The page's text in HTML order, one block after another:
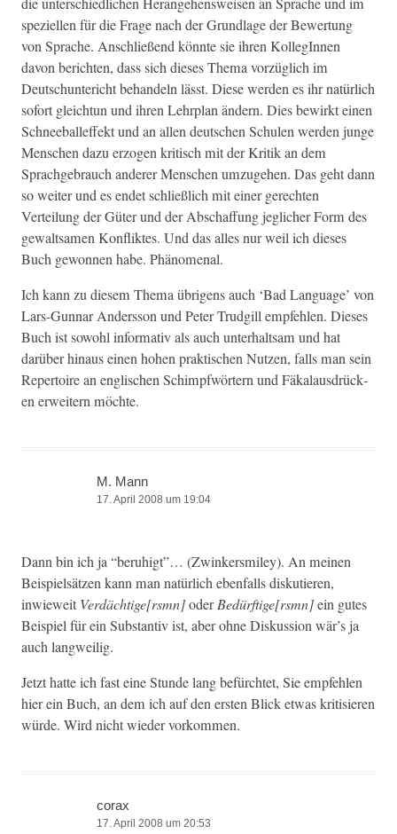
speziellen für die Frage nach der Grund­lage der Bew­er­tung
von Sprache. Anschließend kön­nte sie ihren Kol­legIn­nen
davon bericht­en, dass sich dieses The­ma vorzüglich im
Deutschuntericht behan­deln lässt. Diese wer­den es ihr natür­lich
sofort gle­ich­tun und ihren Lehrplan ändern. Dies bewirkt einen
Schnee­ball­ef­fekt und an allen deutschen Schulen wer­den junge
Men­schen dazu erzo­gen kri­tisch mit der Kri­tik an dem
Sprachge­brauch ander­er Men­schen umzuge­hen. Das geht dann
so weit­er und es endet schließlich mit ein­er gerecht­en
Verteilung der Güter und der Abschaf­fung jeglich­er Form des
gewalt­samen Kon­flik­tes. Und das alles nur weil ich dieses
Buch gewon­nen habe. Phänomenal.
Ich kann zu diesem The­ma übri­gens auch ‘Bad Lan­guage’ von
Lars-Gun­nar Ander­s­son und Peter Trudg­ill empfehlen. Dieses
Buch ist sowohl infor­ma­tiv als auch unter­halt­sam und hat
darüber hin­aus einen hohen prak­tis­chen Nutzen, falls man sein
Reper­toire an englis­chen Schimpfwörtern und Fäkalaus­drück­
en erweit­ern möchte.
M. Mann
17. April 2008 um 19:04
Dann bin ich ja “beruhigt”… (Zwinkersmi­ley). An meinen
Beispiel­sätzen kann man natür­lich eben­falls disku­tieren,
inwieweitVerdächtige[rsmn]oderBedürftige[rsmn]ein gutes
Beispiel für ein Sub­stan­tiv ist, aber ohne Diskus­sion wär’s ja
auch langweilig.
Jet­zt hat­te ich fast eine Stunde lang befürchtet, Sie empfehlen
hier ein Buch, an dem ich auf den ersten Blick etwas kri­tisieren
würde. Wird nicht wieder vorkommen.
corax
17. April 2008 um 20:53